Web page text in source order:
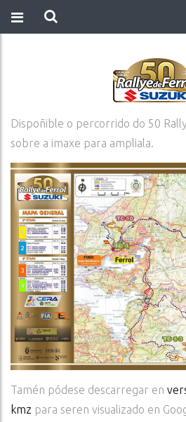
Dispoñible o percorrido do 50
sobre a imaxe para ampliala.
Tamén pódese descarregar en
kmz para seren visualizado en